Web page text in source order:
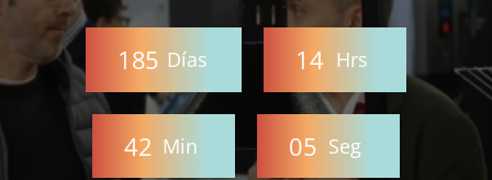
1 85 Días 14 Hrs
42 Min 03 Seg